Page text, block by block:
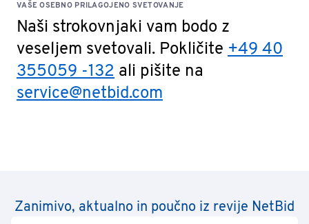
VAŠE OSEBNO PRILAGOJENO SVETOVANJE
Naši strokovnjaki vam bodo z
veseljem svetovali. Pokličite +49 40
355059 -132 ali pišite na
service@netbid.com
Zanimivo, aktualno in poučno iz revije NetBid